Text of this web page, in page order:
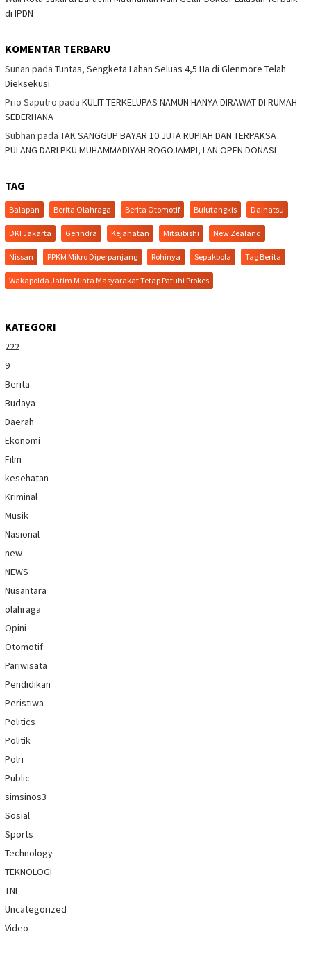
di IPDN
KOMENTAR TERBARU
Sunan pada Tuntas, Sengketa Lahan Seluas 4,5 Ha di Glenmore Telah
Dieksekusi
Prio Saputro pada KULIT TERKELUPAS NAMUN HANYA DIRAWAT DI RUMAH
SEDERHANA
Subhan pada TAK SANGGUP BAYAR 10 JUTA RUPIAH DAN TERPAKSA
PULANG DARI PKU MUHAMMADIYAH ROGOJAMPI, LAN OPEN DONASI
TAG
Balapan Berita Olahraga Berita Otomotif Bulutangkis Daihatsu
DKI Jakarta Gerindra Kejahatan Mitsubishi New Zealand
Nissan PPKM Mikro Diperpanjang Rohinya Sepakbola Tag Berita
Wakapolda Jatim Minta Masyarakat Tetap Patuhi Prokes
KATEGORI
222
9
Berita
Budaya
Daerah
Ekonomi
Film
kesehatan
Kriminal
Musik
Nasional
new
NEWS
Nusantara
olahraga
Opini
Otomotif
Pariwisata
Pendidikan
Peristiwa
Politics
Politik
Polri
Public
simsinos3
Sosial
Sports
Technology
TEKNOLOGI
TNI
Uncategorized
Video